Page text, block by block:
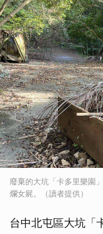
廢棄的大坑「卡多里樂園
爛女屍。（讀者提供）
台中北屯區大坑「